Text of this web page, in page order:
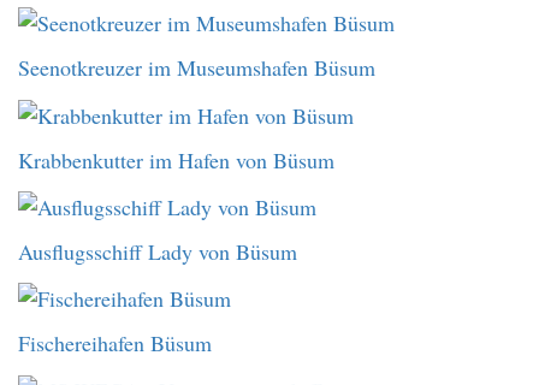
Seenotkreuzer im Museumshafen Büsum
Krabbenkutter im Hafen von Büsum
Ausflugsschiff Lady von Büsum
Fischereihafen Büsum